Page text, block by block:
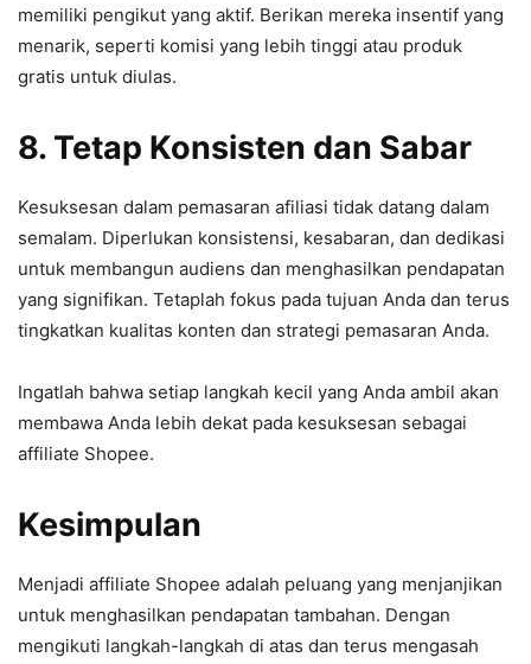
memiliki pengikut yang aktif. Berikan mereka insentif yang
menarik, seperti komisi yang lebih tinggi atau produk
gratis untuk diulas.
8. Tetap Konsisten dan Sabar
Kesuksesan dalam pemasaran afiliasi tidak datang dalam
semalam. Diperlukan konsistensi, kesabaran, dan dedikasi
untuk membangun audiens dan menghasilkan pendapatan
yang signifikan. Tetaplah fokus pada tujuan Anda dan terus
tingkatkan kualitas konten dan strategi pemasaran Anda.
Ingatlah bahwa setiap langkah kecil yang Anda ambil akan
membawa Anda lebih dekat pada kesuksesan sebagai
affiliate Shopee.
Kesimpulan
Menjadi affiliate Shopee adalah peluang yang menjanjikan
untuk menghasilkan pendapatan tambahan. Dengan
mengikuti langkah-langkah di atas dan terus mengasah